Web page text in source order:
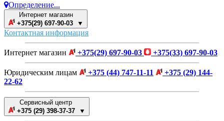
Определение...
Интернет магазин
+375(29) 697-90-03 ▼
Контактная информация
Интернет магазин +375(29) 697-90-03 +375(33) 697-90-03
Юридическим лицам +375 (44) 747-11-11
+375 (29) 144-
22-62
Сервисный центр
+375 (29) 398-37-37 ▼